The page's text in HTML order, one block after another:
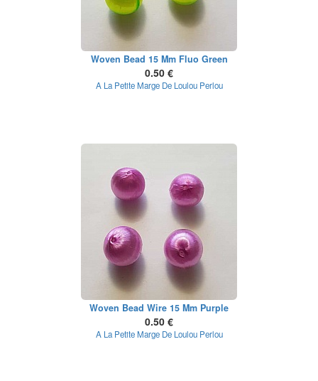
Woven Bead 15 Mm Fluo Green
0.50 €
A La Petite Marge De Loulou Perlou
Woven Bead Wire 15 Mm Purple
0.50 €
A La Petite Marge De Loulou Perlou